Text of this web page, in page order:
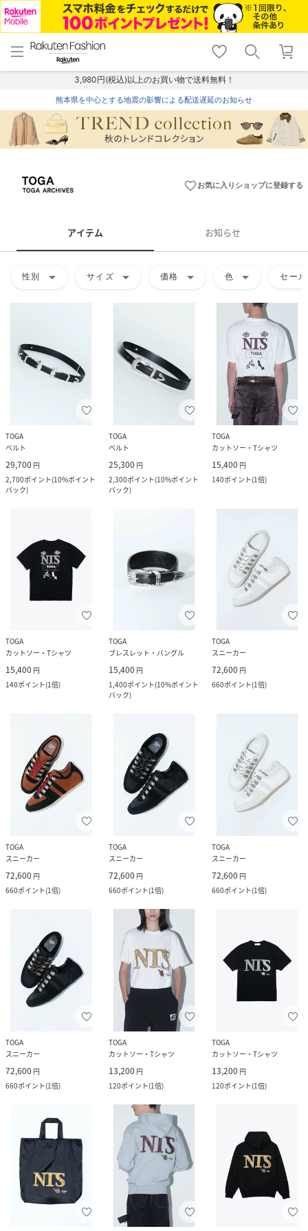
menu home
トップ
shopping_cart lock_outline
ログイン
3,980円(税込)以上のお買い物で送料無料！
熊本県を中心とする地震の影響による配送遅延のお知らせ
favorite_borderお気に入りショップに登録する
アイテム お知らせ
性別 arrow_drop_down サイズ arrow_drop_down 価格 arrow_drop_down 色 arrow_drop_down セール
TOGA
ベルト
29,700 円
2,700ポイント(10%ポイント
バック)
TOGA
ベルト
25,300 円
2,300ポイント(10%ポイント
バック)
TOGA
カットソー・Tシャツ
15,400 円
140ポイント(1倍)
TOGA
カットソー・Tシャツ
15,400 円
140ポイント(1倍)
TOGA
ブレスレット・バングル
15,400 円
1,400ポイント(10%ポイント
バック)
TOGA
スニーカー
72,600 円
660ポイント(1倍)
TOGA
スニーカー
72,600 円
660ポイント(1倍)
TOGA
スニーカー
72,600 円
660ポイント(1倍)
TOGA
スニーカー
72,600 円
660ポイント(1倍)
TOGA
スニーカー
72,600 円
660ポイント(1倍)
TOGA
カットソー・Tシャツ
13,200 円
120ポイント(1倍)
TOGA
カットソー・Tシャツ
13,200 円
120ポイント(1倍)